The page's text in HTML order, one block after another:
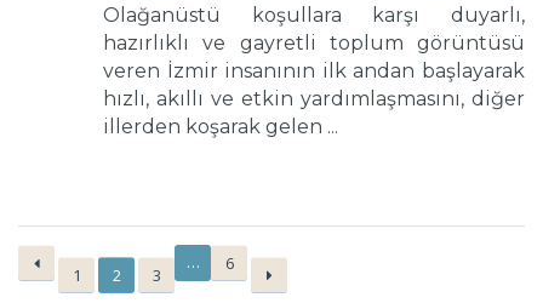
Olağanüstü koşullara karşı duyarlı,
hazırlıklı ve gayretli toplum görüntüsü
veren İzmir insanının ilk andan başlayarak
hızlı, akıllı ve etkin yardımlaşmasını, diğer
illerden koşarak gelen ...
1 2 3
… 6